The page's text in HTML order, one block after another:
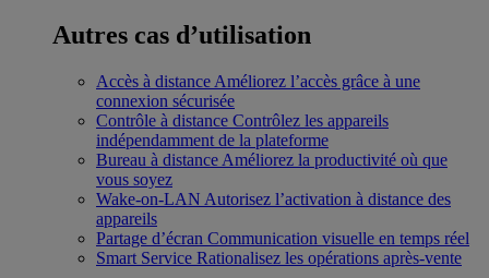
Autres cas d’utilisation
Accès à distance Améliorez l’accès grâce à une
connexion sécurisée
Contrôle à distance Contrôlez les appareils
indépendamment de la plateforme
Bureau à distance Améliorez la productivité où que
vous soyez
Wake-on-LAN Autorisez l’activation à distance des
appareils
Partage d’écran Communication visuelle en temps réel
Smart Service Rationalisez les opérations après-vente